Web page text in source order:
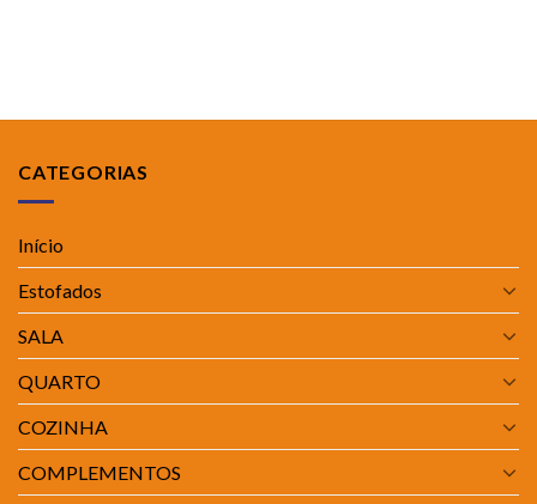
CATEGORIAS
Início
Estofados
SALA
QUARTO
COZINHA
COMPLEMENTOS